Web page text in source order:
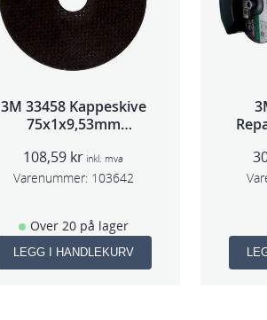
3M 33458 Kappeskive
75x1x9,53mm
108,59 kr inkl. mva
Varenummer: 103642
Over 20 på lager
LEGG I HANDLEKURV